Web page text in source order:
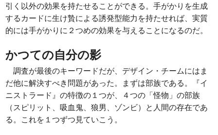
引く以外の効果を持たせることができる。手がかりを生成
するカードに生け贄による誘発型能力を持たせれば、実質
的には手がかりに２つめの効果を与えることになるのだ。
かつての自分の影
調査が最後のキーワードだが、デザイン・チームにはま
だ他に解決すべき問題があった。まずは部族である。『イ
ニストラード』の特徴の１つが、４つの「怪物」の部族
（スピリット、吸血鬼、狼男、ゾンビ）と人間の存在であ
る。これを１つずつ見ていこう。